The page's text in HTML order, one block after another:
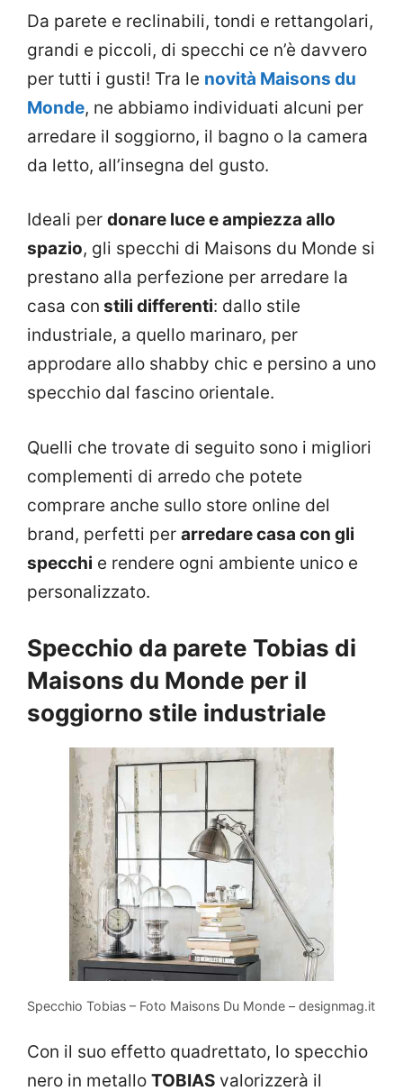
Da parete e reclinabili, tondi e rettangolari,
grandi e piccoli, di specchi ce n’è davvero
per tutti i gusti! Tra le novità Maisons du
Monde, ne abbiamo individuati alcuni per
arredare il soggiorno, il bagno o la camera
da letto, all’insegna del gusto.
Ideali per donare luce e ampiezza allo
spazio, gli specchi di Maisons du Monde si
prestano alla perfezione per arredare la
casa con stili differenti: dallo stile
industriale, a quello marinaro, per
approdare allo shabby chic e persino a uno
specchio dal fascino orientale.
Quelli che trovate di seguito sono i migliori
complementi di arredo che potete
comprare anche sullo store online del
brand, perfetti per arredare casa con gli
specchi e rendere ogni ambiente unico e
personalizzato.
Specchio da parete Tobias di
Maisons du Monde per il
soggiorno stile industriale
Specchio Tobias – Foto Maisons Du Monde – designmag.it
Con il suo effetto quadrettato, lo specchio
nero in metallo TOBIAS valorizzerà il